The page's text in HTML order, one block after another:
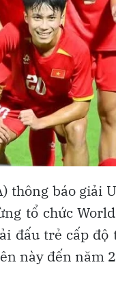
thông báo giải
tổ chức
đấu trẻ cấp độ
này đến năm